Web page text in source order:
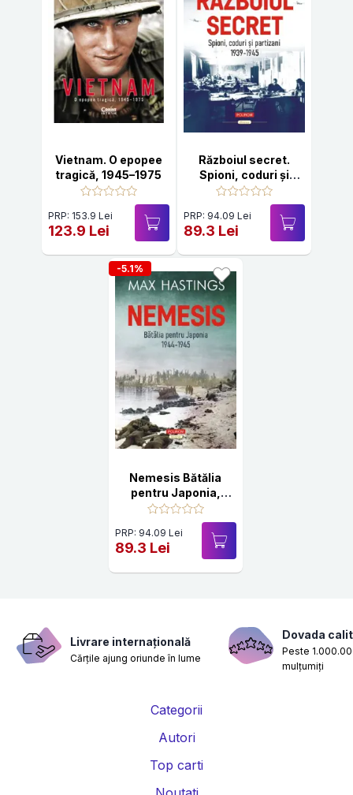
Vietnam. O epopee
tragică, 1945–1975
PRP: 153.9 Lei
123.9 Lei
Războiul secret.
Spioni, coduri şi
partizani (1939-
PRP: 94.09 Lei
89.3 Lei
-5.1%
Nemesis Bătălia
pentru Japonia,
1944-1945
PRP: 94.09 Lei
89.3 Lei
Livrare internațională
Cărțile ajung oriunde în lume
Dovada
Peste
mulțumiți
Categorii
Autori
Top carti